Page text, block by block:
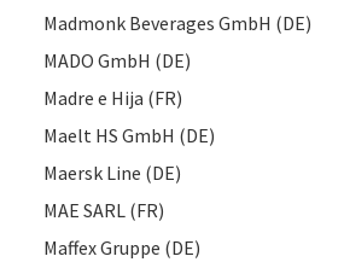
Madmonk Beverages GmbH (DE)
MADO GmbH (DE)
Madre e Hija (FR)
Maelt HS GmbH (DE)
Maersk Line (DE)
MAE SARL (FR)
Maffex Gruppe (DE)